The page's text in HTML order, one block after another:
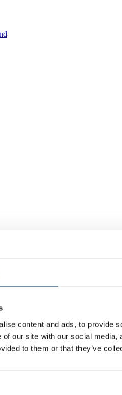
content and ads, to provide
of our site with our social
to them or that they’ve
for Swedish companies who
on your global growth journey.